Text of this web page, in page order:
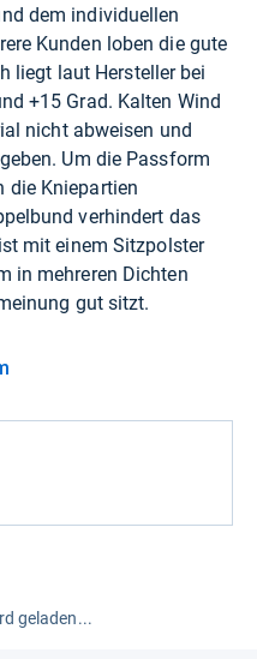
dem individuellen
Kunden loben die gute
liegt laut Hersteller bei
+15 Grad. Kalten Wind
nicht abweisen und
Um die Passform
die Kniepartien
verhindert das
mit einem Sitzpolster
in mehreren Dichten
gut sitzt.
geladen...